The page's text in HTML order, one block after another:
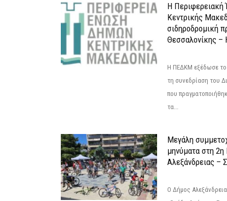
Η
Κεντρικής
σιδηροδρομική
Θεσσαλονίκης –
Η ΠΕΔΚΜ εξέδωσε το
τη συνεδρίαση του
που
τα...
Μεγάλη
μηνύματα στη
Αλεξάνδρειας –
Ο Δήμος